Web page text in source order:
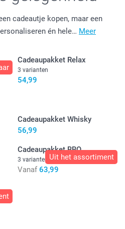
cadeautje kopen, maar een
én hele… Meer
Cadeaupakket Relax
3 varianten
54,99
Cadeaupakket Whisky
56,99
Uit het assortiment
Cadeaupakket BBQ
3 varianten
Vanaf 63,99